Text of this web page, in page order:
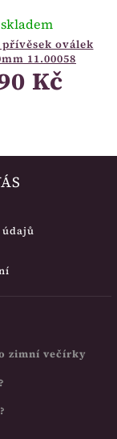
oválek
11.00058
skladem
Kč
zimní večírky